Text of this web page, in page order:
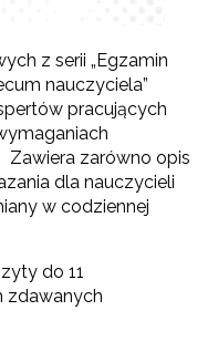
z serii „Egzamin
nauczyciela”
pracujących
Zawiera zarówno opis
dla nauczycieli
w codziennej
do 11
zdawanych